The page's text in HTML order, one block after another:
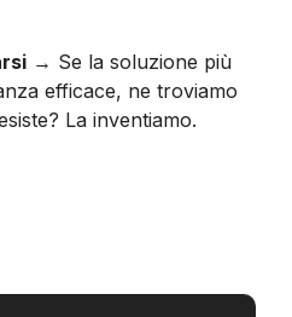
→ Se la soluzione più
efficace, ne troviamo
La inventiamo.